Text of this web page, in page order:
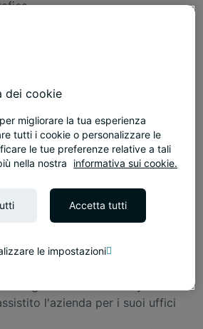
commerciale
del progetto
l'azienda per i suoi uffici
dei cookie
migliorare la tua esperienza
tutti i cookie o personalizzare le
le tue preferenze relative a tali
nella nostra
informativa sui cookie.
Accetta tutti
le impostazioni